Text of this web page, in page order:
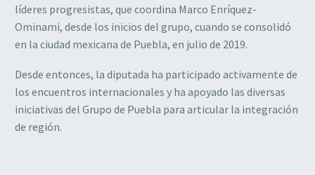
líderes progresistas, que coordina Marco Enríquez-
Ominami, desde los inicios del grupo, cuando se consolidó
en la ciudad mexicana de Puebla, en julio de 2019.
Desde entonces, la diputada ha participado activamente de
los encuentros internacionales y ha apoyado las diversas
iniciativas del Grupo de Puebla para articular la integración
de región.